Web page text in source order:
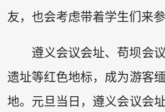
友，也会考虑带着学生们来参
遵义会议会址、苟坝会
遗址等红色地标，成为游客
地。元旦当日，遵义会议会